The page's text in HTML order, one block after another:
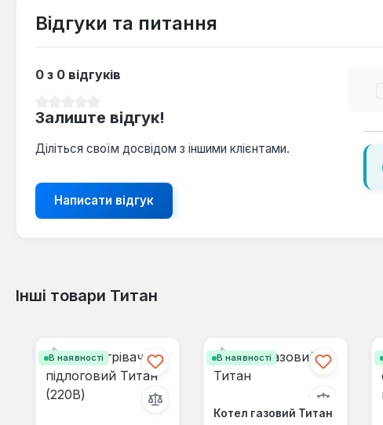
Відгуки та питання
0 з 0 відгуків
Залиште відгук!
Діліться своїм досвідом з іншими клієнтами.
Написати відгук
Інші товари Титан
В наявності В наявності
Котел газовий Титан